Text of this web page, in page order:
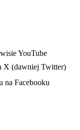
YouTube
X (dawniej Twitter)
na Facebooku